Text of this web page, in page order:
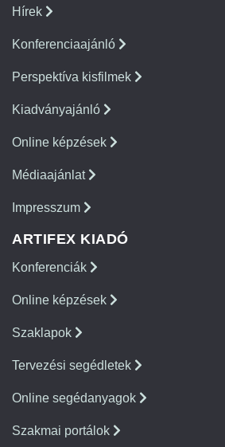
Hírek
Konferenciaajánló
Perspektíva kisfilmek
Kiadványajánló
Online képzések
Médiaajánlat
Impresszum
ARTIFEX KIADÓ
Konferenciák
Online képzések
Szaklapok
Tervezési segédletek
Online segédanyagok
Szakmai portálok